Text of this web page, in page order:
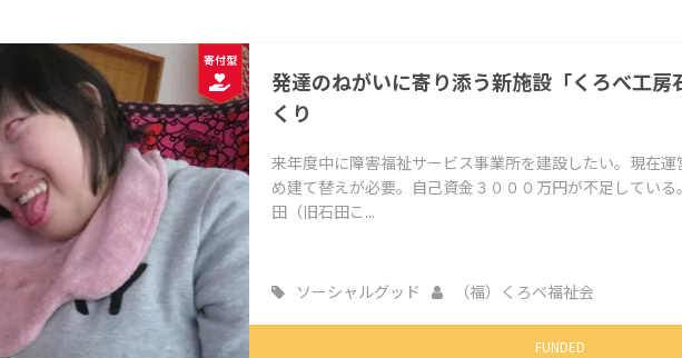
CAMPFIREふるさと納税
発達のねがいに寄り添う新施設「くろべ工房
くり
来年度中に障害福祉サービス事業所を建設したい。現在
め建て替えが必要。自己資金３０００万円が不足してい
田（旧石田こ...
ソーシャルグッド （福）くろべ福祉会
FUNDED